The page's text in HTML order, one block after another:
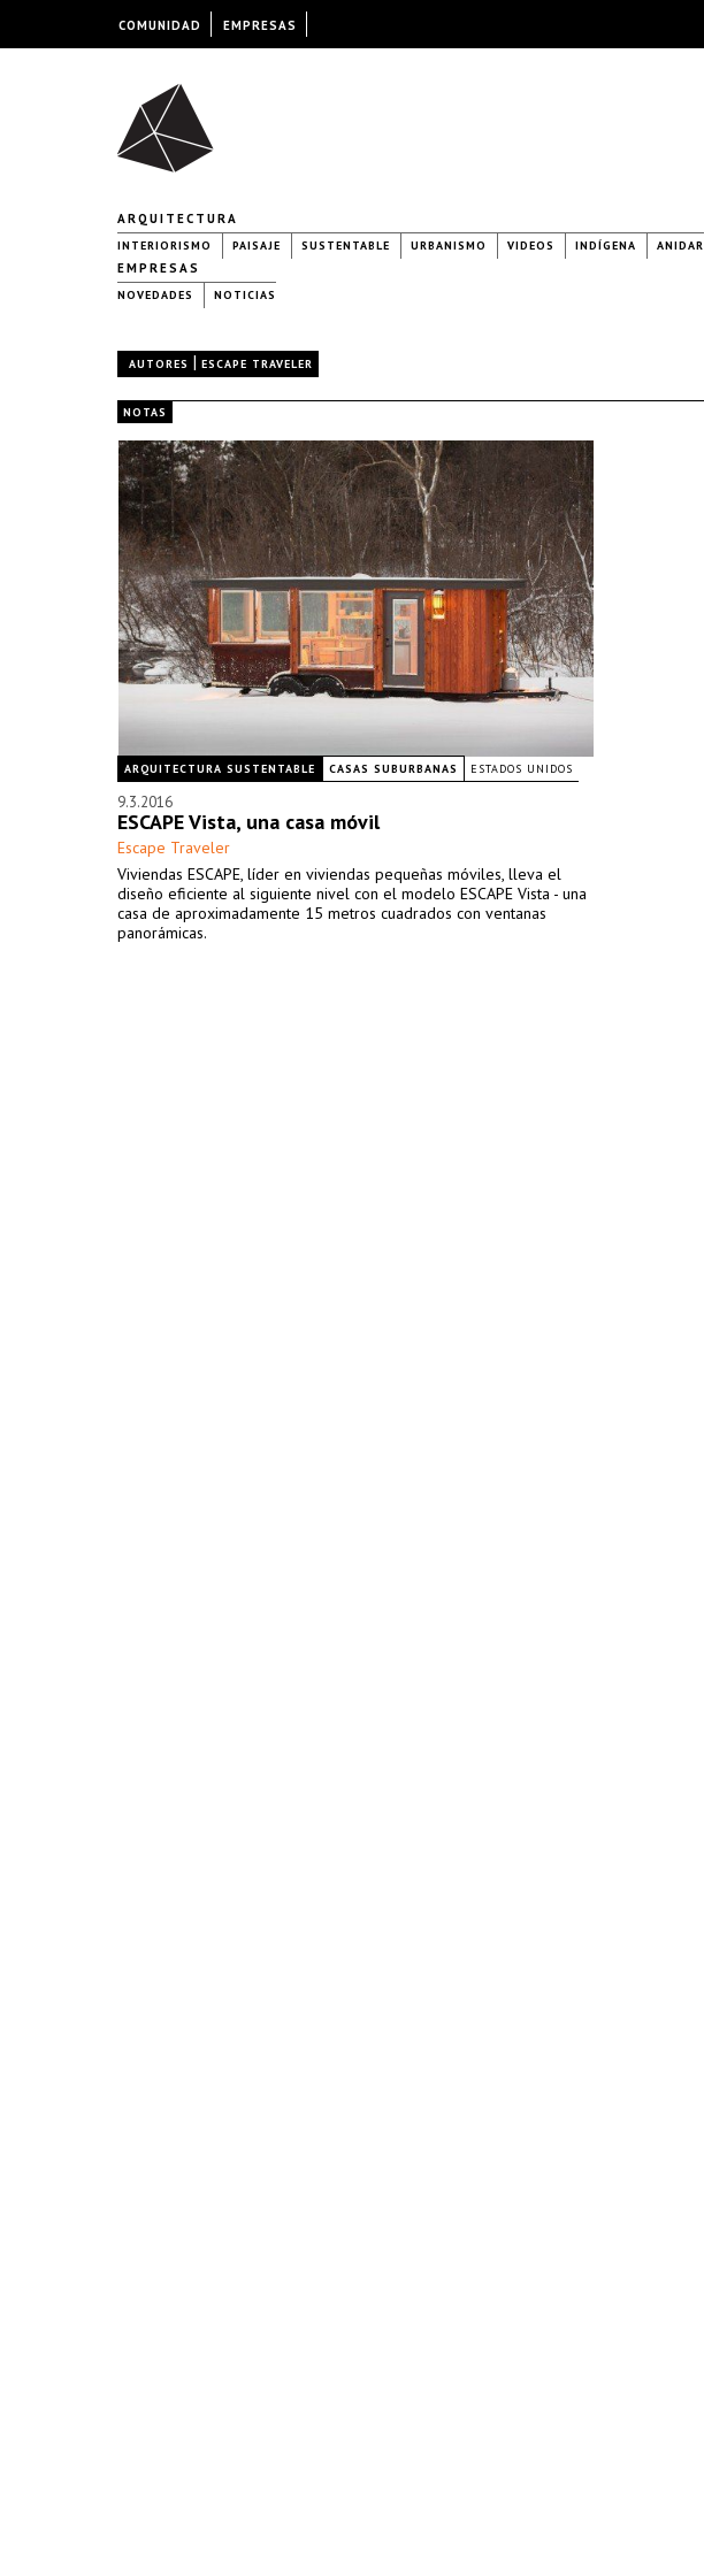
ARQUITECTURA
INTERIORISMO PAISAJE SUSTENTABLE URBANISMO VIDEOS INDÍGENA ANIDAR
EMPRESAS
NOVEDADES NOTICIAS
AUTORES | ESCAPE TRAVELER
NOTAS
ARQUITECTURA SUSTENTABLE CASAS SUBURBANAS ESTADOS UNIDOS
9.3.2016
ESCAPE Vista, una casa móvil
Escape Traveler
Viviendas ESCAPE, líder en viviendas pequeñas móviles, lleva el
diseño eficiente al siguiente nivel con el modelo ESCAPE Vista - una
casa de aproximadamente 15 metros cuadrados con ventanas
panorámicas.
COMUNIDAD EMPRESAS